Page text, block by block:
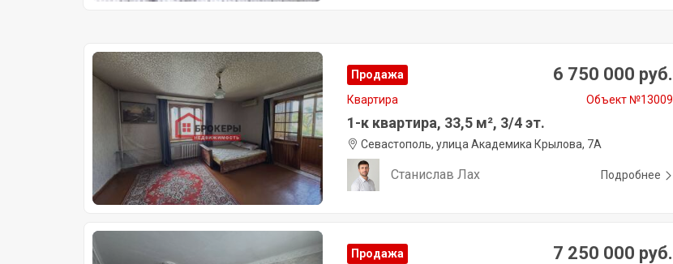
Продажа 6 750 000 руб.
Квартира Объект №13009
1-к квартира, 33,5 м², 3/4 эт.
Севастополь, улица Академика Крылова, 7А
Станислав Лах Подробнее
Продажа 7 250 000 руб.